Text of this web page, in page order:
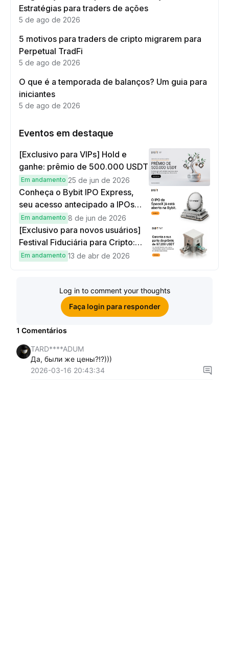
Estratégias para traders de ações
5 de ago de 2026
5 motivos para traders de cripto migrarem para
Perpetual TradFi
5 de ago de 2026
O que é a temporada de balanços? Um guia para
iniciantes
5 de ago de 2026
Eventos em destaque
[Exclusivo para VIPs] Hold e
ganhe: prêmio de 500.000 USDT
Em andamento 25 de jun de 2026
Conheça o Bybit IPO Express,
seu acesso antecipado a IPOs
globais
Em andamento 8 de jun de 2026
[Exclusivo para novos usuários]
Festival Fiduciária para Cripto:
complete tarefas simples e
Em andamento 13 de abr de 2026
Log in to comment your thoughts
Faça login para responder
1 Comentários
TARD****ADUM
Да, были же цены?!?)))
2026-03-16 20:43:34